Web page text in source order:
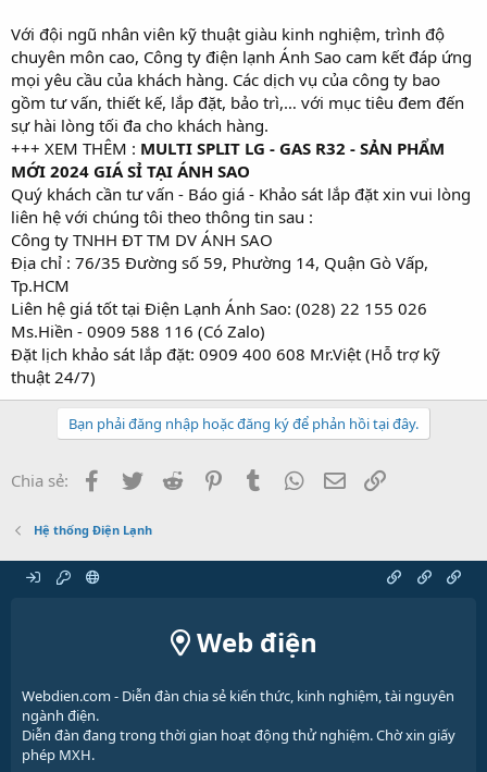
Với đội ngũ nhân viên kỹ thuật giàu kinh nghiệm, trình độ
chuyên môn cao, Công ty điện lạnh Ánh Sao cam kết đáp ứng
mọi yêu cầu của khách hàng. Các dịch vụ của công ty bao
gồm tư vấn, thiết kế, lắp đặt, bảo trì,… với mục tiêu đem đến
sự hài lòng tối đa cho khách hàng.
+++ XEM THÊM : MULTI SPLIT LG - GAS R32 - SẢN PHẨM
MỚI 2024 GIÁ SỈ TẠI ÁNH SAO
Quý khách cần tư vấn - Báo giá - Khảo sát lắp đặt xin vui lòng
liên hệ với chúng tôi theo thông tin sau :
Công ty TNHH ĐT TM DV ÁNH SAO
Địa chỉ : 76/35 Đường số 59, Phường 14, Quận Gò Vấp,
Tp.HCM
Liên hệ giá tốt tại Điện Lạnh Ánh Sao: (028) 22 155 026
Ms.Hiền - 0909 588 116 (Có Zalo)
Đặt lịch khảo sát lắp đặt: 0909 400 608 Mr.Việt (Hỗ trợ kỹ
thuật 24/7)
Bạn phải đăng nhập hoặc đăng ký để phản hồi tại đây.
Chia sẻ: Facebook
Twitter Reddit PinterestTumblr WhatsApp
Email
Hệ thống Điện Lạnh
Web điện
Webdien.com - Diễn đàn chia sẻ kiến thức, kinh nghiệm, tài nguyên
ngành điện.
Diễn đàn đang trong thời gian hoạt động thử nghiệm. Chờ xin giấy
phép MXH.